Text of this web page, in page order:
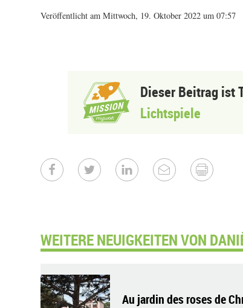
Veröffentlicht am Mittwoch, 19. Oktober 2022 um 07:57
Dieser Beitrag ist
Lichtspiele
WEITERE NEUIGKEITEN VON
Au jardin des roses de